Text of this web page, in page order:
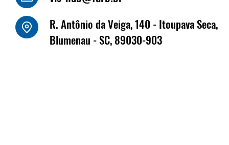
Luiz Kornely - HBSIS
Fritz Müller marca
na Fenabrave,
R. Antônio da Veiga, 140 - Itoupava Seca,
Blumenau - SC, 89030-903